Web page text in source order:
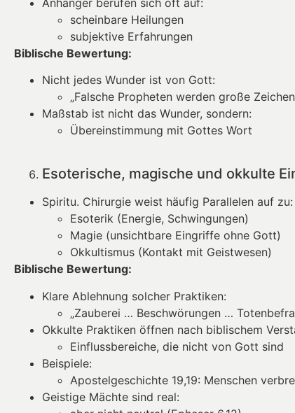
scheinbare Heilungen
subjektive Erfahrungen
Biblische Bewertung:
Nicht jedes Wunder ist von Gott:
„Falsche Propheten werden große
Maßstab ist nicht das Wunder, sondern:
Übereinstimmung mit Gottes Wort
Esoterische, magische und okkulte
Spiritu. Chirurgie weist häufig Parallelen auf zu:
Esoterik (Energie, Schwingungen)
Magie (unsichtbare Eingriffe ohne Gott)
Okkultismus (Kontakt mit Geistwesen)
Biblische Bewertung:
Klare Ablehnung solcher Praktiken:
„Zauberei … Beschwörungen …
Okkulte Praktiken öffnen nach biblischem
Einflussbereiche, die nicht von Gott sind
Beispiele:
Apostelgeschichte 19,19: Menschen
Geistige Mächte sind real: